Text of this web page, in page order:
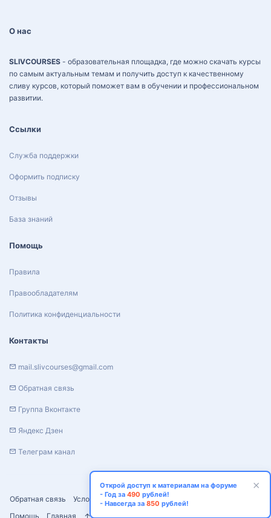
Обратная связь Условия и правила
Политика конфиденциальности
Помощь
Главная
О нас
SLIVCOURSES - образовательная площадка, где можно скачать курсы
по самым актуальным темам и получить доступ к качественному
сливу курсов, который поможет вам в обучении и профессиональном
развитии.
Ссылки
Служба поддержки
Оформить подписку
Отзывы
База знаний
Помощь
Правила
Правообладателям
Политика конфиденциальности
Контакты
mail.slivcourses@gmail.com
Обратная связь
Группа Вконтакте
Яндекс Дзен
Телеграм канал
Открой доступ к материалам на форуме
- Год за 490 рублей!
- Навсегда за 850 рублей!